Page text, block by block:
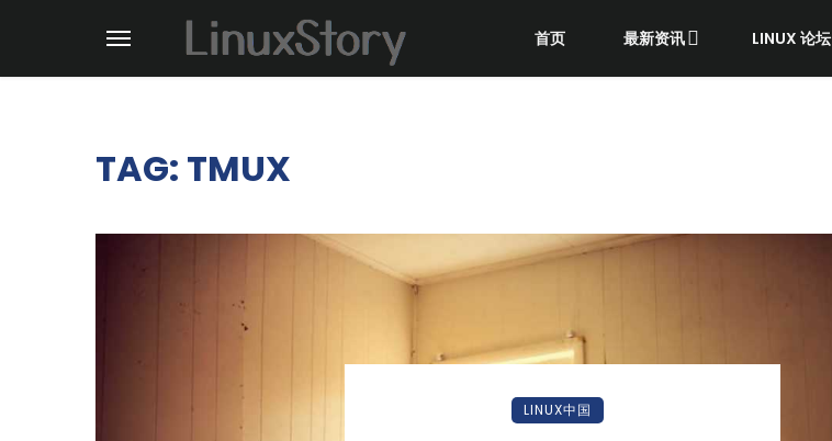
首页 最新资讯 LINUX 论坛
TAG: TMUX
LINUX中国